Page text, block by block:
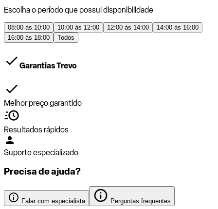
Escolha o período que possui disponibilidade
08:00 às 10:00 10:00 às 12:00 12:00 às 14:00
14:00 às 16:00
16:00 às 18:00
Todos
Garantias Trevo
Melhor preço garantido
Resultados rápidos
Suporte especializado
Precisa de ajuda?
Falar com especialista Perguntas frequentes